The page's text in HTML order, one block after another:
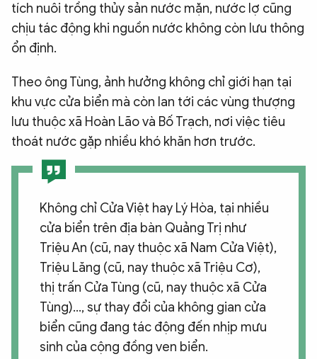
tích nuôi trồng thủy sản nước mặn, nước lợ cũng
chịu tác động khi nguồn nước không còn lưu thông
ổn định.
Theo ông Tùng, ảnh hưởng không chỉ giới hạn tại
khu vực cửa biển mà còn lan tới các vùng thượng
lưu thuộc xã Hoàn Lão và Bố Trạch, nơi việc tiêu
thoát nước gặp nhiều khó khăn hơn trước.
Không chỉ Cửa Việt hay Lý Hòa, tại nhiều
cửa biển trên địa bàn Quảng Trị như
Triệu An (cũ, nay thuộc xã Nam Cửa Việt),
Triệu Lăng (cũ, nay thuộc xã Triệu Cơ),
thị trấn Cửa Tùng (cũ, nay thuộc xã Cửa
Tùng)…, sự thay đổi của không gian cửa
biển cũng đang tác động đến nhịp mưu
sinh của cộng đồng ven biển.